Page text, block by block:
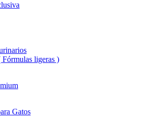
Fórmulas ligeras )
Gatos